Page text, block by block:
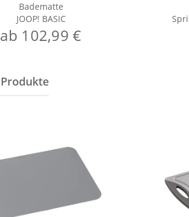
Badematte
JOOP! BASIC
ab 102,99 €